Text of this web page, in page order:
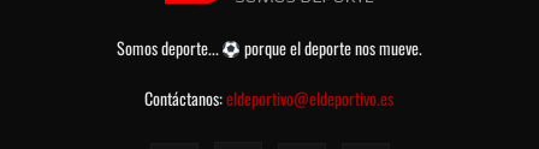
Somos deporte...
porque el deporte nos mueve.
Contáctanos:eldeportivo@eldeportivo.es